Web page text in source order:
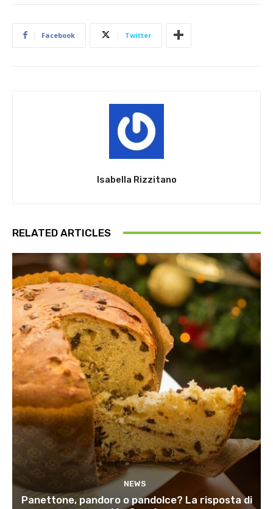
Facebook Twitter
Isabella Rizzitano
RELATED ARTICLES
NEWS
Panettone, pandoro o pandolce? La risposta di